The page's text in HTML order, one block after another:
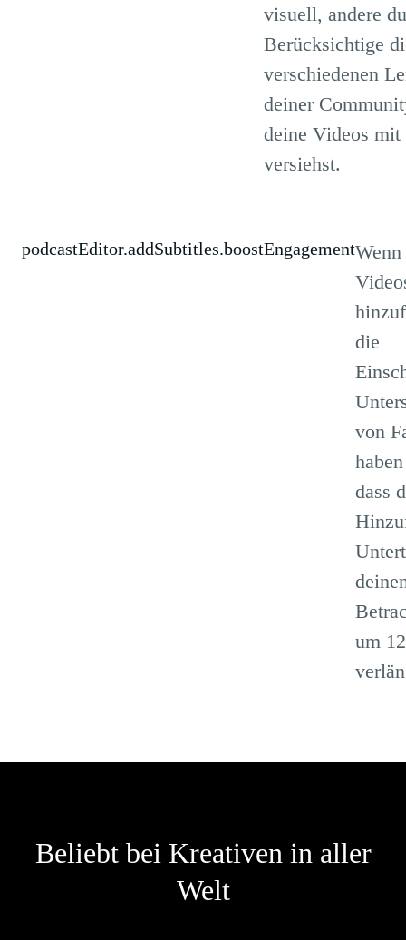
visuell, andere
Berücksichtige
verschiedenen
deiner
deine Videos
versiehst.
podcastEditor.addSubtitles.boostEngagement
die
von
dass
um
Beliebt bei Kreativen in aller
Welt